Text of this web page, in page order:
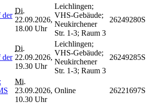
der
Di.
22.09.2026,
18.00 Uhr
Leichlingen;
VHS-Gebäude;
Neukirchener
Str. 1-3; Raum 3
26249280S
der
Di.
22.09.2026,
19.30 Uhr
Leichlingen;
VHS-Gebäude;
Neukirchener
Str. 1-3; Raum 3
26249285S
Mi.
23.09.2026,
10.30 Uhr
Online 26221697S